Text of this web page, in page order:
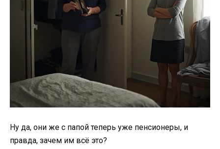
Ну да, они же с папой теперь уже пенсионеры, и
правда, зачем им всё это?